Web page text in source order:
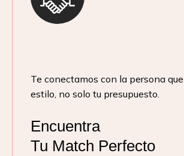
Te conectamos con la persona
estilo, no solo tu presupuesto.
Encuentra
Tu Match Perfecto